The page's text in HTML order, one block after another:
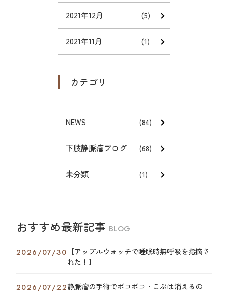
2021年12月 (5)
2021年11月 (1)
カテゴリ
NEWS (84)
下肢静脈瘤ブログ (68)
未分類 (1)
おすすめ最新記事 BLOG
2026/07/30 【アップルウォッチで睡眠時無呼吸を指摘さ
れた！】
2026/07/22静脈瘤の手術でボコボコ・こぶは消えるの